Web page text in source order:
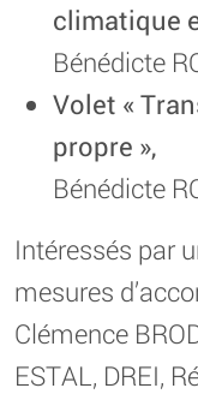
climatique
Bénédicte
Volet «
propre »,
Bénédicte
Intéressés par
mesures
Clémence
ESTAL, DREI,